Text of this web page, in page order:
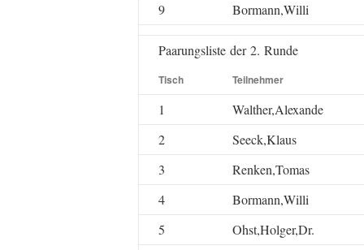
9
Bormann,Willi
Paarungsliste der 2. Runde
Tisch Teilnehmer
1
Walther,Alexande
2
Seeck,Klaus
3
Renken,Tomas
4
Bormann,Willi
5
Ohst,Holger,Dr.